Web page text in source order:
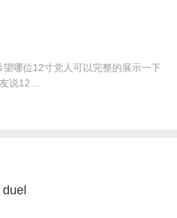
哪位12寸党人可以完整的展示一下
说12 ...